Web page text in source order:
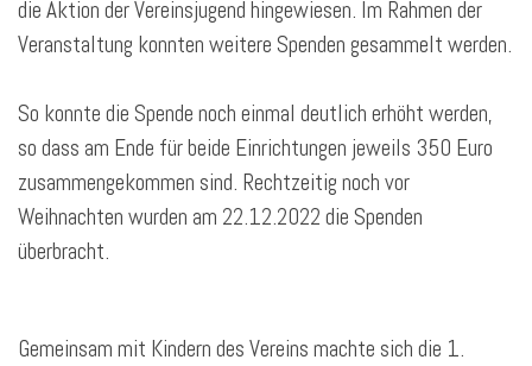
die Aktion der Vereinsjugend hingewiesen. Im Rahmen der
Veranstaltung konnten weitere Spenden gesammelt werden.
So konnte die Spende noch einmal deutlich erhöht werden,
so dass am Ende für beide Einrichtungen jeweils 350 Euro
zusammengekommen sind. Rechtzeitig noch vor
Weihnachten wurden am 22.12.2022 die Spenden
überbracht.
Gemeinsam mit Kindern des Vereins machte sich die 1.